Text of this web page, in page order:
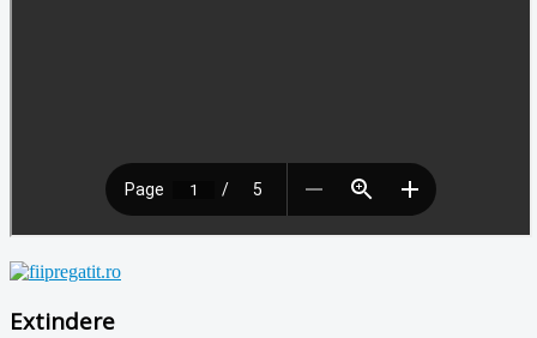
Extindere